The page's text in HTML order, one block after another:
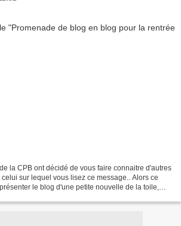
la CPB ont décidé de vous faire connaitre d'autres
sur lequel vous lisez ce message.. Alors ce
le blog d'une petite nouvelle de la toile,